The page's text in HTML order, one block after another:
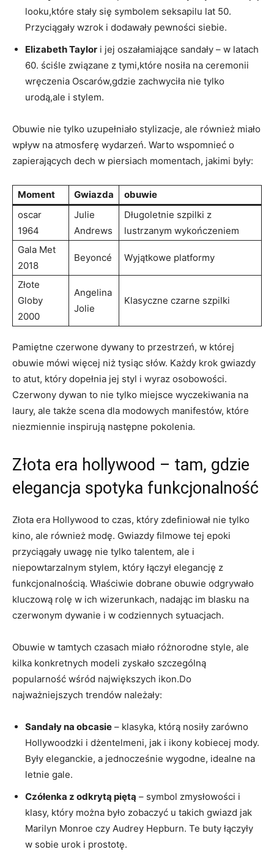
looku,które stały się symbolem seksapilu lat 50.
Przyciągały wzrok i dodawały pewności siebie.
Elizabeth Taylor i jej oszałamiające sandały – w latach
60. ściśle związane z tymi,które nosiła na ceremonii
wręczenia Oscarów,gdzie zachwyciła nie tylko
urodą,ale i stylem.
Obuwie nie tylko uzupełniało stylizacje, ale również miało
wpływ na atmosferę wydarzeń. Warto wspomnieć o
zapierających dech w piersiach momentach, jakimi były:
Moment Gwiazda
obuwie
oscar
1964
Julie
Andrews
Długoletnie szpilki z
lustrzanym wykończeniem
Gala Met
2018
Beyoncé Wyjątkowe platformy
Złote
Globy
2000
Angelina
Jolie
Klasyczne czarne szpilki
Pamiętne czerwone dywany to przestrzeń, w której
obuwie mówi więcej niż tysiąc słów. Każdy krok gwiazdy
to atut, który dopełnia jej styl i wyraz osobowości.
Czerwony dywan to nie tylko miejsce wyczekiwania na
laury, ale także scena dla modowych manifestów, które
niezmiennie inspirują następne pokolenia.
Złota era hollywood – tam, gdzie
elegancja spotyka funkcjonalność
Złota era Hollywood to czas, który zdefiniował nie tylko
kino, ale również modę. Gwiazdy filmowe tej epoki
przyciągały uwagę nie tylko talentem, ale i
niepowtarzalnym stylem, który łączył elegancję z
funkcjonalnością. Właściwie dobrane obuwie odgrywało
kluczową rolę w ich wizerunkach, nadając im blasku na
czerwonym dywanie i w codziennych sytuacjach.
Obuwie w tamtych czasach miało różnorodne style, ale
kilka konkretnych modeli zyskało szczególną
popularność wśród największych ikon.Do
najważniejszych trendów należały:
Sandały na obcasie – klasyka, którą nosiły zarówno
Hollywoodzki i dżentelmeni, jak i ikony kobiecej mody.
Były eleganckie, a jednocześnie wygodne, idealne na
letnie gale.
Czółenka z odkrytą piętą – symbol zmysłowości i
klasy, który można było zobaczyć u takich gwiazd jak
Marilyn Monroe czy Audrey Hepburn. Te buty łączyły
w sobie urok i prostotę.